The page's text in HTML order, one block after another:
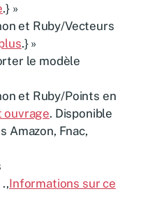
.} »
et Ruby/Vecteurs
.} »
le modèle
et Ruby/Points en
ouvrage. Disponible
Amazon, Fnac,
Informations sur ce